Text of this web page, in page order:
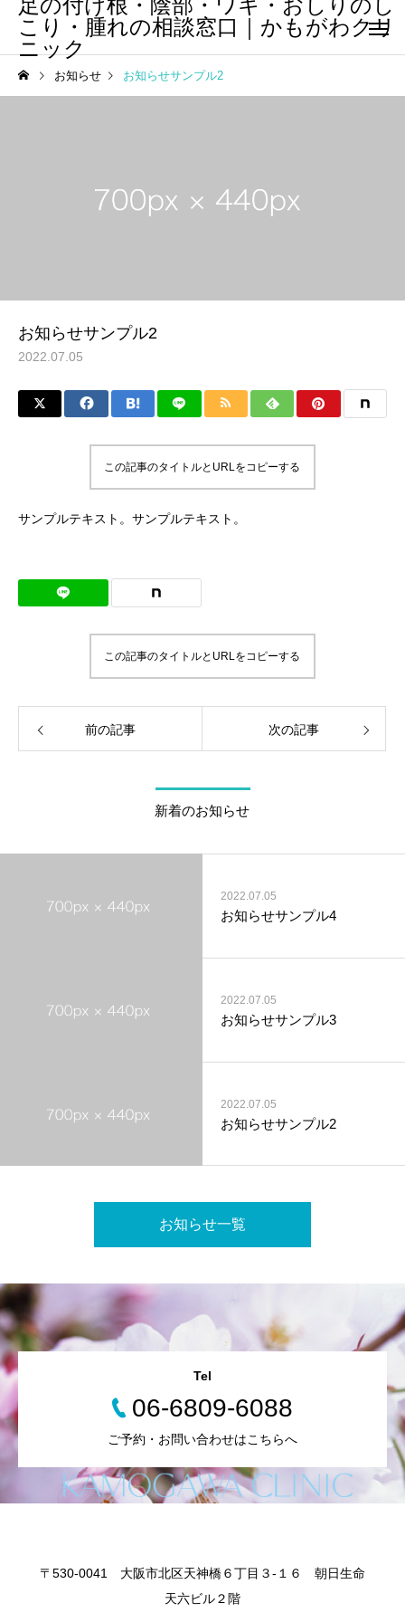
足の付け根・陰部・ワキ・おしりのし
こり・腫れの相談窓口｜かもがわクリ
ニック
サービスサンプル4
お知らせ お知らせサンプル2
お知らせサンプル2
2022.07.05
この記事のタイトルとURLをコピーする
サンプルテキスト。サンプルテキスト。
この記事のタイトルとURLをコピーする
前の記事 次の記事
新着のお知らせ
2022.07.05
お知らせサンプル4
2022.07.05
お知らせサンプル3
2022.07.05
お知らせサンプル2
お知らせ一覧
Tel
06-6809-6088
ご予約・お問い合わせはこちらへ
〒530-0041 大阪市北区天神橋６丁目３-１６ 朝日生命
天六ビル２階